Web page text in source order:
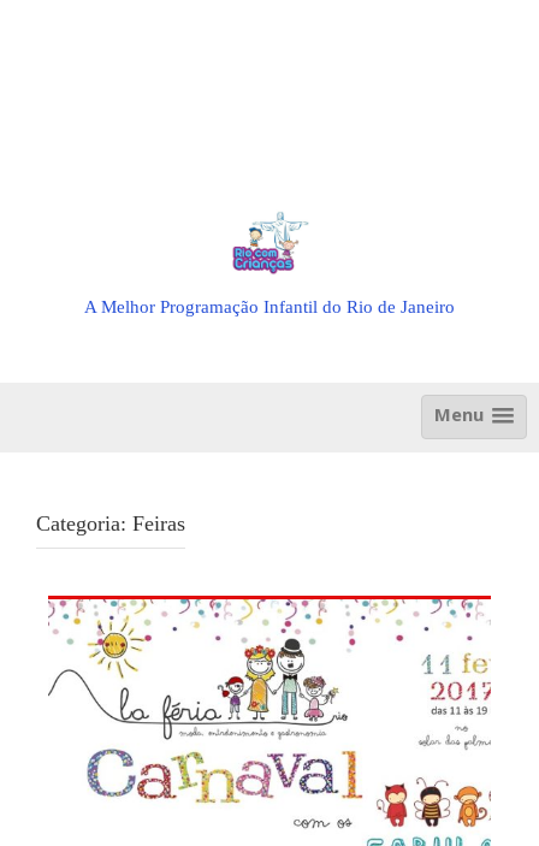
A Melhor Programação Infantil do Rio de Janeiro
Menu
Categoria: Feiras